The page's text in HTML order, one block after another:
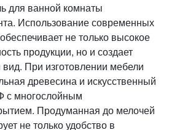
для ванной комнаты
Использование современных
не только высокое
продукции, но и создает
При изготовлении мебели
древесина и искусственный
с многослойным
Продуманная до мелочей
не только удобство в